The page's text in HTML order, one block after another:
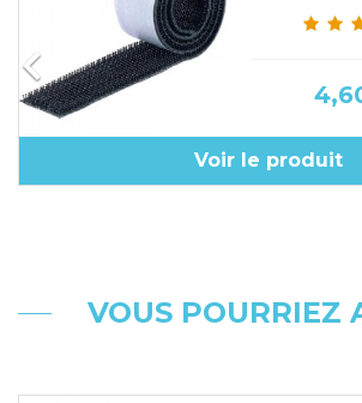
 Prix
Voir le produit
VOUS POURRIEZ